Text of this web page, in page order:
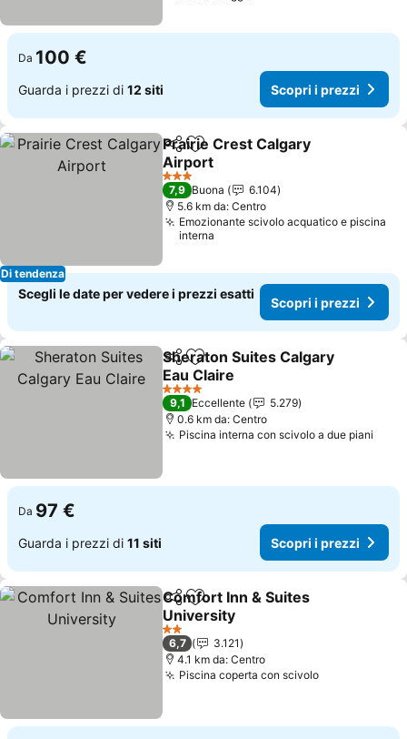
Da 100 €
Guarda i prezzi di 12 siti Scopri i prezzi
Di tendenza
CondividiAggiungi ai preferiti
Prairie Crest Calgary
Airport
Scopri i prezzi
3 Stelle
7,9 Buona
6.104
5.6 km da: Centro
Emozionante scivolo acquatico e piscina
interna
Scegli le date per vedere i prezzi esatti
Scopri i prezzi
CondividiAggiungi ai preferiti
Sheraton Suites Calgary
Eau Claire
Scopri i prezzi
4 Stelle
9,1 Eccellente
5.279
0.6 km da: Centro
Piscina interna con scivolo a due piani
Da 97 €
Guarda i prezzi di 11 siti Scopri i prezzi
CondividiAggiungi ai preferiti
Comfort Inn & Suites
University
Scopri i prezzi
2 Stelle
6,7
3.121
4.1 km da: Centro
Piscina coperta con scivoloScopri i